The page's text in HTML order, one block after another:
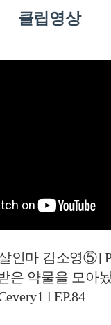
클립영상
인마 김소영⑤]
은 약물을 모아
l EP.84